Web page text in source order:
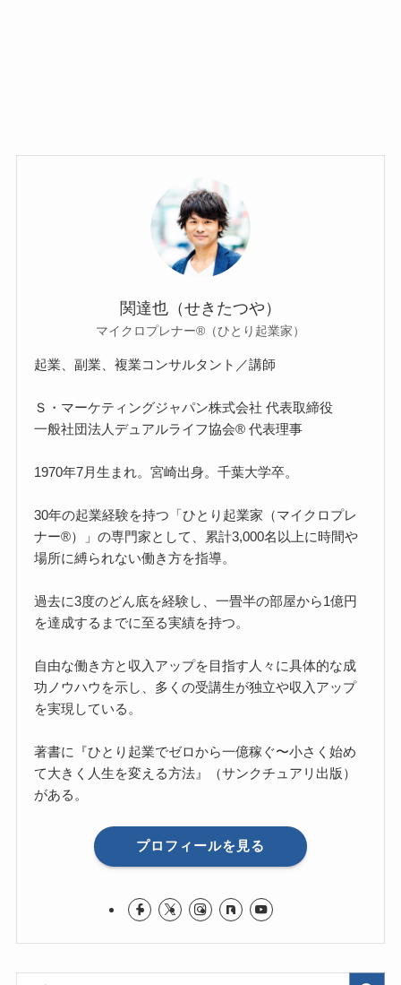
関達也（せきたつや）
マイクロプレナー®（ひとり起業家）
起業、副業、複業コンサルタント／講師
Ｓ・マーケティングジャパン株式会社 代表取締役
一般社団法人デュアルライフ協会® 代表理事
1970年7月生まれ。宮崎出身。千葉大学卒。
30年の起業経験を持つ「ひとり起業家（マイクロプレ
ナー®）」の専門家として、累計3,000名以上に時間や
場所に縛られない働き方を指導。
過去に3度のどん底を経験し、一畳半の部屋から1億円
を達成するまでに至る実績を持つ。
自由な働き方と収入アップを目指す人々に具体的な成
功ノウハウを示し、多くの受講生が独立や収入アップ
を実現している。
著書に『ひとり起業でゼロから一億稼ぐ〜小さく始め
て大きく人生を変える方法』（サンクチュアリ出版）
がある。
プロフィールを見る